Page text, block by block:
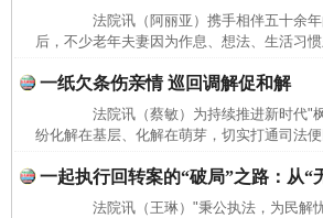
法院讯（阿丽亚）携手相伴五十余年
后，不少老年夫妻因为作息、想法、生活习
一纸欠条伤亲情 巡回调解促和解
法院讯（蔡敏）为持续推进新时代"
纷化解在基层、化解在萌芽，切实打通司法
一起执行回转案的“破局”之路：从“
法院讯（王琳）"秉公执法，为民解忧